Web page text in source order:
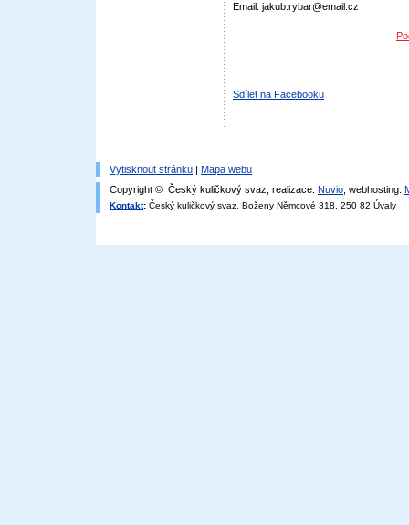
Email: jakub.rybar@email.cz
Sdílet na Facebooku
Vytisknout stránku | Mapa webu
Copyright © Český kuličkový svaz, realizace: Nuvio , webhosting:
Kontakt: Český kuličkový svaz, Boženy Němcové 318, 250 82 Úvaly